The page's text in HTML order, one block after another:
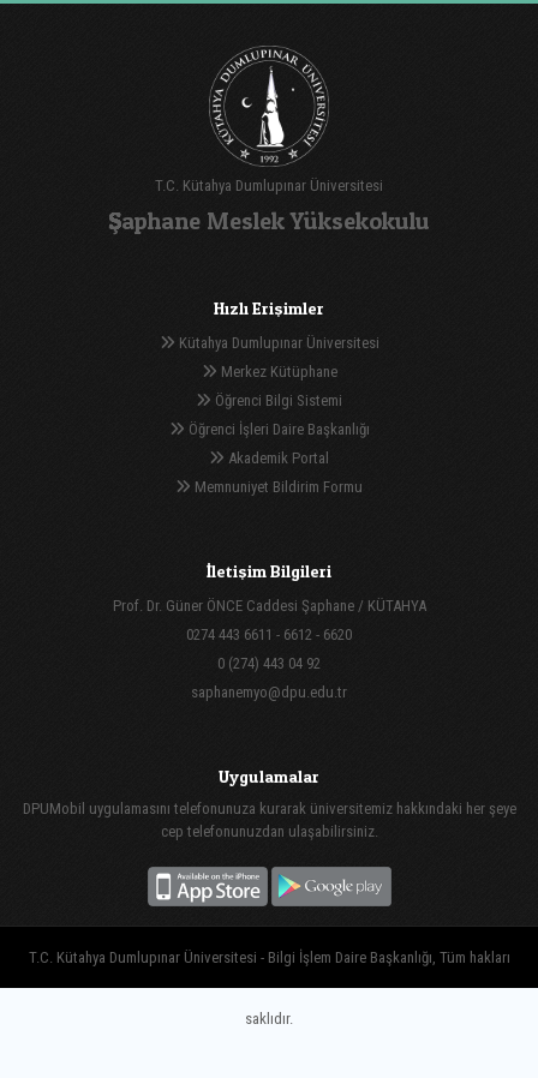
T.C. Kütahya Dumlupınar Üniversitesi
Şaphane Meslek Yüksekokulu
Hızlı Erişimler
Kütahya Dumlupınar Üniversitesi
Merkez Kütüphane
Öğrenci Bilgi Sistemi
Öğrenci İşleri Daire Başkanlığı
Akademik Portal
Memnuniyet Bildirim Formu
İletişim Bilgileri
Prof. Dr. Güner ÖNCE Caddesi Şaphane / KÜTAHYA
0274 443 6611 - 6612 - 6620
0 (274) 443 04 92
saphanemyo@dpu.edu.tr
Uygulamalar
DPUMobil uygulamasını telefonunuza kurarak üniversitemiz hakkındaki her şeye
cep telefonunuzdan ulaşabilirsiniz.
T.C. Kütahya Dumlupınar Üniversitesi - Bilgi İşlem Daire Başkanlığı, Tüm hakları
saklıdır.